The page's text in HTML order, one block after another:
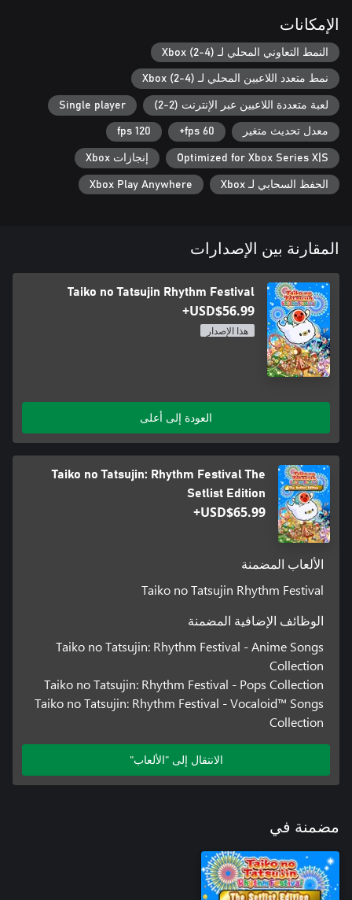
*يمكن لعب وضع Taiko وGreat Drum Toy War بما يصل إلى لاعبَين.
*هذه اللعبة متوافقة مع وحدة تحكم Taiko no Tatsujin Drum
لـPlayStation®5 وPlayStation®4 وWindows® PC.
الإمكانات
النمط التعاوني المحلي لـ Xbox (2-4)
نمط متعدد اللاعبين المحلي لـ Xbox (2-4)
لعبة متعددة اللاعبين عبر الإنترنت (2-2) Single player
معدل تحديث متغير 60 fps+
120 fps
Optimized for Xbox Series X|S إنجازات Xbox
الحفظ السحابي لـ Xbox Xbox Play Anywhere
المقارنة بين الإصدارات
Taiko no Tatsujin Rhythm Festival
USD$56.99+
هذا الإصدار
العودة إلى أعلى
Taiko no Tatsujin: Rhythm Festival The
Setlist Edition
USD$65.99+
الألعاب المضمنة
Taiko no Tatsujin Rhythm Festival
الوظائف الإضافية المضمنة
Taiko no Tatsujin: Rhythm Festival - Anime Songs
Collection
Taiko no Tatsujin: Rhythm Festival - Pops Collection
Taiko no Tatsujin: Rhythm Festival - Vocaloid™ Songs
Collection
الانتقال إلى "الألعاب"
مضمنة في